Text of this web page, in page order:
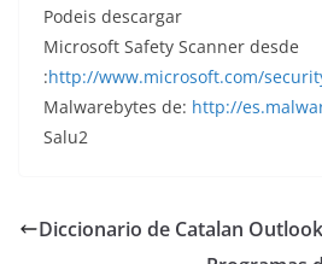
Podeis descargar
Microsoft Safety Scanner desde
:http://www.microsoft.com/
Malwarebytes de: http://
Salu2
Diccionario de Catalan